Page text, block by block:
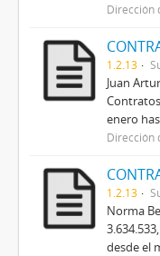
Dirección
1.2.13
Juan
enero
Dirección
1.2.13
Norma
desde el